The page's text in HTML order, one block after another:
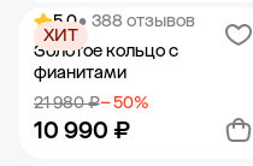
Добавить в корзину
5.0• 388 отзывов
Золотое кольцо с
фианитами
21 980 ₽− 50%
10 990 ₽
ХИТ